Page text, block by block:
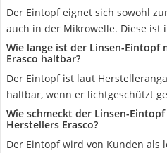
Der Eintopf eignet sich sowohl
auch in der Mikrowelle. Diese
Wie lange ist der Linsen-Eintopf
Erasco haltbar?
Der Eintopf ist laut
haltbar, wenn er lichtgeschützt
Wie schmeckt der Linsen-
Herstellers Erasco?
Der Eintopf wird von Kunden als